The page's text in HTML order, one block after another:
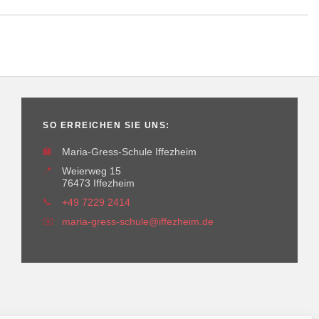
SO ERREICHEN SIE UNS:
🏫
Maria-Gress-Schule Iffezheim
📍
Weierweg 15
76473 Iffezheim
📞
+49 7229 2414
✉️
maria-gress-schule@iffezheim.de